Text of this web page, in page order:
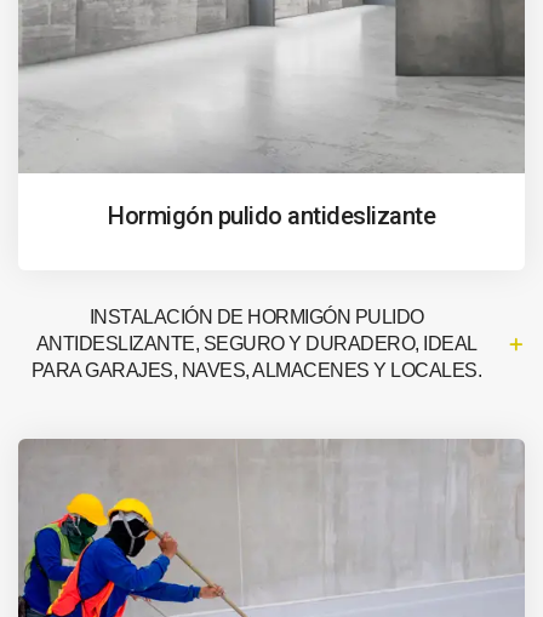
Hormigón pulido antideslizante
INSTALACIÓN DE HORMIGÓN PULIDO
ANTIDESLIZANTE, SEGURO Y DURADERO, IDEAL
PARA GARAJES, NAVES, ALMACENES Y LOCALES.